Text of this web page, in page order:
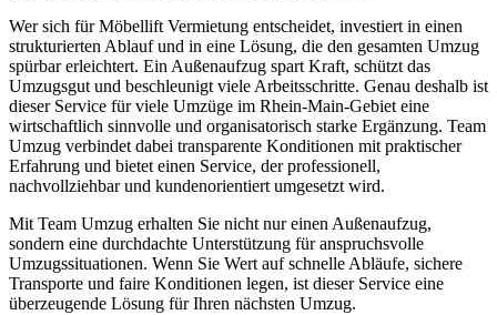
Wer sich für Möbellift Vermietung entscheidet, investiert in einen
strukturierten Ablauf und in eine Lösung, die den gesamten Umzug
spürbar erleichtert. Ein Außenaufzug spart Kraft, schützt das
Umzugsgut und beschleunigt viele Arbeitsschritte. Genau deshalb ist
dieser Service für viele Umzüge im Rhein-Main-Gebiet eine
wirtschaftlich sinnvolle und organisatorisch starke Ergänzung. Team
Umzug verbindet dabei transparente Konditionen mit praktischer
Erfahrung und bietet einen Service, der professionell,
nachvollziehbar und kundenorientiert umgesetzt wird.
Mit Team Umzug erhalten Sie nicht nur einen Außenaufzug,
sondern eine durchdachte Unterstützung für anspruchsvolle
Umzugssituationen. Wenn Sie Wert auf schnelle Abläufe, sichere
Transporte und faire Konditionen legen, ist dieser Service eine
überzeugende Lösung für Ihren nächsten Umzug.